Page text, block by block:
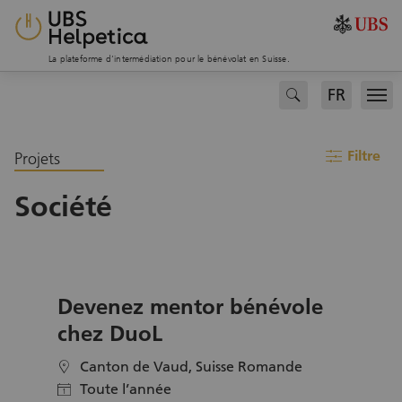
La plateforme d’intermédiation pour le bénévolat en Suisse.
search FR
Projets filter Filtre
Société
Devenez mentor bénévole
chez DuoL
location Canton de Vaud, Suisse Romande
calendar Toute l’année